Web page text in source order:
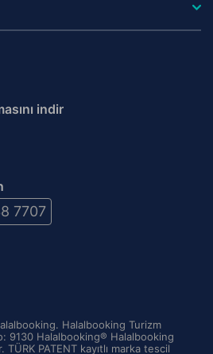
indir
7707
Halalbooking Turizm
9130 Halalbooking® Halalbooking
TÜRK PATENT kayıtlı marka tescil